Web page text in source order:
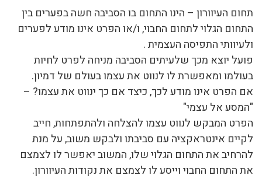
תחום העיוורון – הינו התחום בו הסביבה חשה בפערים בין
התחום הגלוי לתחום החבוי, ו/או הפרט אינו מודע לפערים
ולעיוותי התפיסה העצמית .
פועל יוצא מכך שלעיתים הסביבה מניחה לפרט לחיות
בעולמו ומאפשרת לו לנווט את עצמו בעולם של דמיון.
אם הפרט אינו מודע לכך, כיצד אם כך ינווט את עצמו? –
"המסע אל עצמי"
הפרט המבקש לנווט עצמו להצלחה ולהתפתחות, חייב
לקיים אינטראקציה עם סביבתו ולבקש משוב, על מנת
להרחיב את התחום הגלוי שלו, המשוב יאפשר לו לצמצם
את התחום החבוי וייסע לו לצמצם את נקודות העיוורון.